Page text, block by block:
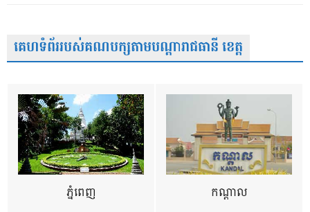
គេហទំព័ររបស់គណបក្សតាមបណ្តារាជធានី ខេត្ត
ភ្នំពេញ កណ្តាល